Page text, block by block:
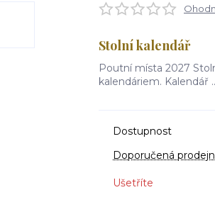
Stolní kalendář
Poutní místa 2027
kalendáriem. Kalendář
Dostupnost
Doporučená
Ušetříte